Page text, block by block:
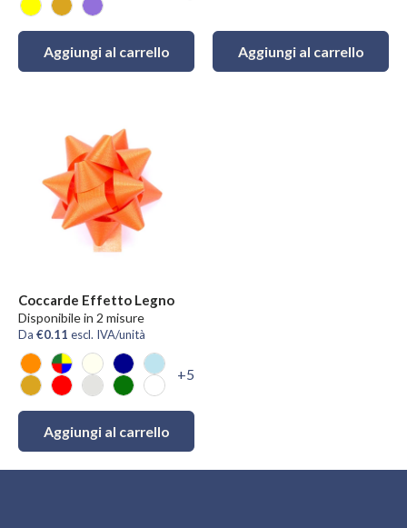
AvorioPistacchio
Rosso Verde Scuro
Bordeaux
GialloOroLavanda
Aggiungi al carrello Aggiungi al carrello
Coccarde Effetto Legno
Disponibile in 2 misure
Da €0.11 escl. IVA/unità
Arancio
Mix Avorio
Blu Celeste
OroRossoArgento
VerdeBianco
+5
Aggiungi al carrello